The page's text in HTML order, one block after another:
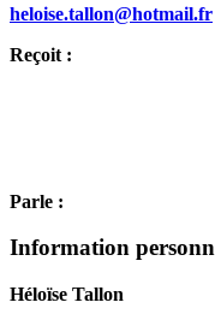
heloise.tallon@hotmail.fr
Reçoit :
Parle :
Information
Héloïse Tallon